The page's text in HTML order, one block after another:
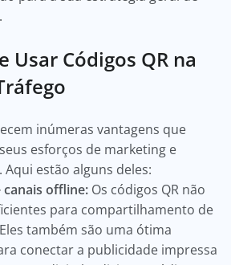
Usar Códigos QR na
inúmeras vantagens que
esforços de marketing e
estão alguns deles:
offline: Os códigos QR não
para compartilhamento de
também são uma ótima
conectar a publicidade impressa